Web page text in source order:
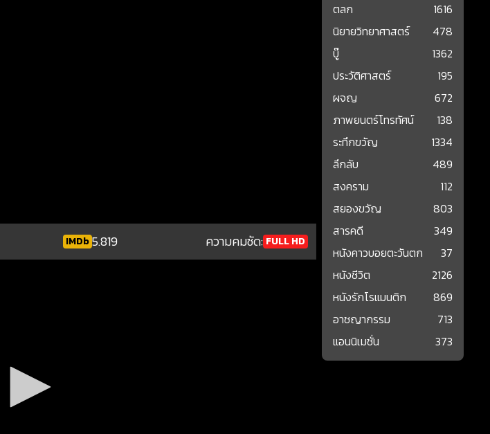
IMDb 5.819 ความคมชัด: FULL HD
ตลก
1616
นิยายวิทยาศาสตร์
478
บู๊
1362
ประวัติศาสตร์
195
ผจญ
672
ภาพยนตร์โทรทัศน์
138
ระทึกขวัญ
1334
ลึกลับ
489
สงคราม
112
สยองขวัญ
803
สารคดี
349
หนังคาวบอยตะวันตก
37
หนังชีวิต
2126
หนังรักโรแมนติก
869
อาชญากรรม
713
แอนนิเมชั่น
373